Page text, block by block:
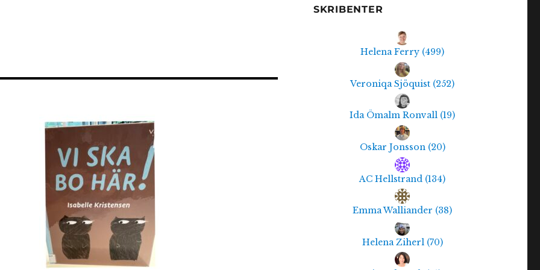
SKRIBENTER
Helena Ferry (499)
Veroniqa Sjöquist (252)
Ida Ömalm Ronvall (19)
Oskar Jonsson (20)
AC Hellstrand (134)
Emma Walliander (38)
Helena Ziherl (70)